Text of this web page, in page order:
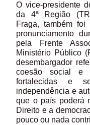
O vice-presidente
da 4ª Região
Fraga, também
pronunciamento
pela Frente
Ministério Público
desembargador
coesão social e
fortalecidas e
independência e
que o país poderá
Direito e a
pouco ou nada